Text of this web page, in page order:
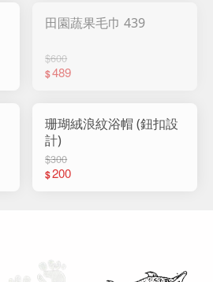
田園蔬果毛巾 439
$600
$489
珊瑚絨浪紋浴帽 (鈕扣設
計)
$300
$200